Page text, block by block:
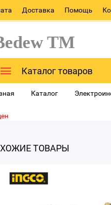
Доставка Помощь
TM
Каталог товаров
Каталог
ТОВАРЫ